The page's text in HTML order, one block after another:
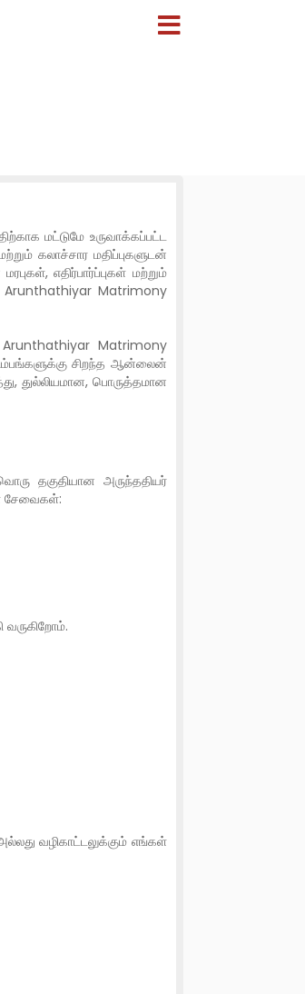
மட்டுமே உருவாக்கப்பட்ட
கலாச்சார மதிப்புகளுடன்
எதிர்பார்ப்புகள் மற்றும்
Arunthathiyar Matrimony
Arunthathiyar Matrimony
சிறந்த ஆன்லைன்
துல்லியமான, பொருத்தமான
தகுதியான அருந்ததியர்
சேவைகள்:
வருகிறோம்.
வழிகாட்டலுக்கும் எங்கள்